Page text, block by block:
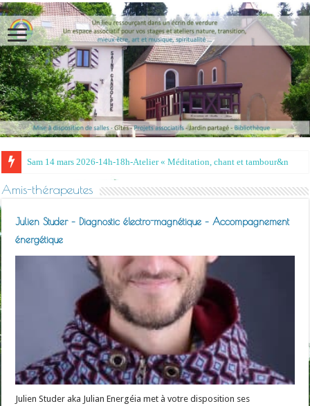
Sam 14 mars 2026-14h-18h-Atelier « Méditation, chant et tambour »- Irina et
Amis-thérapeutes
Julien Studer – Diagnostic électro-magnétique – Accompagnement
énergétique
Julien Studer aka Julian Energéia met à votre disposition ses